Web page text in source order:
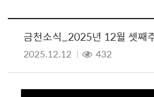
금천소식_2025년 12월 셋째
2025.12.12 432